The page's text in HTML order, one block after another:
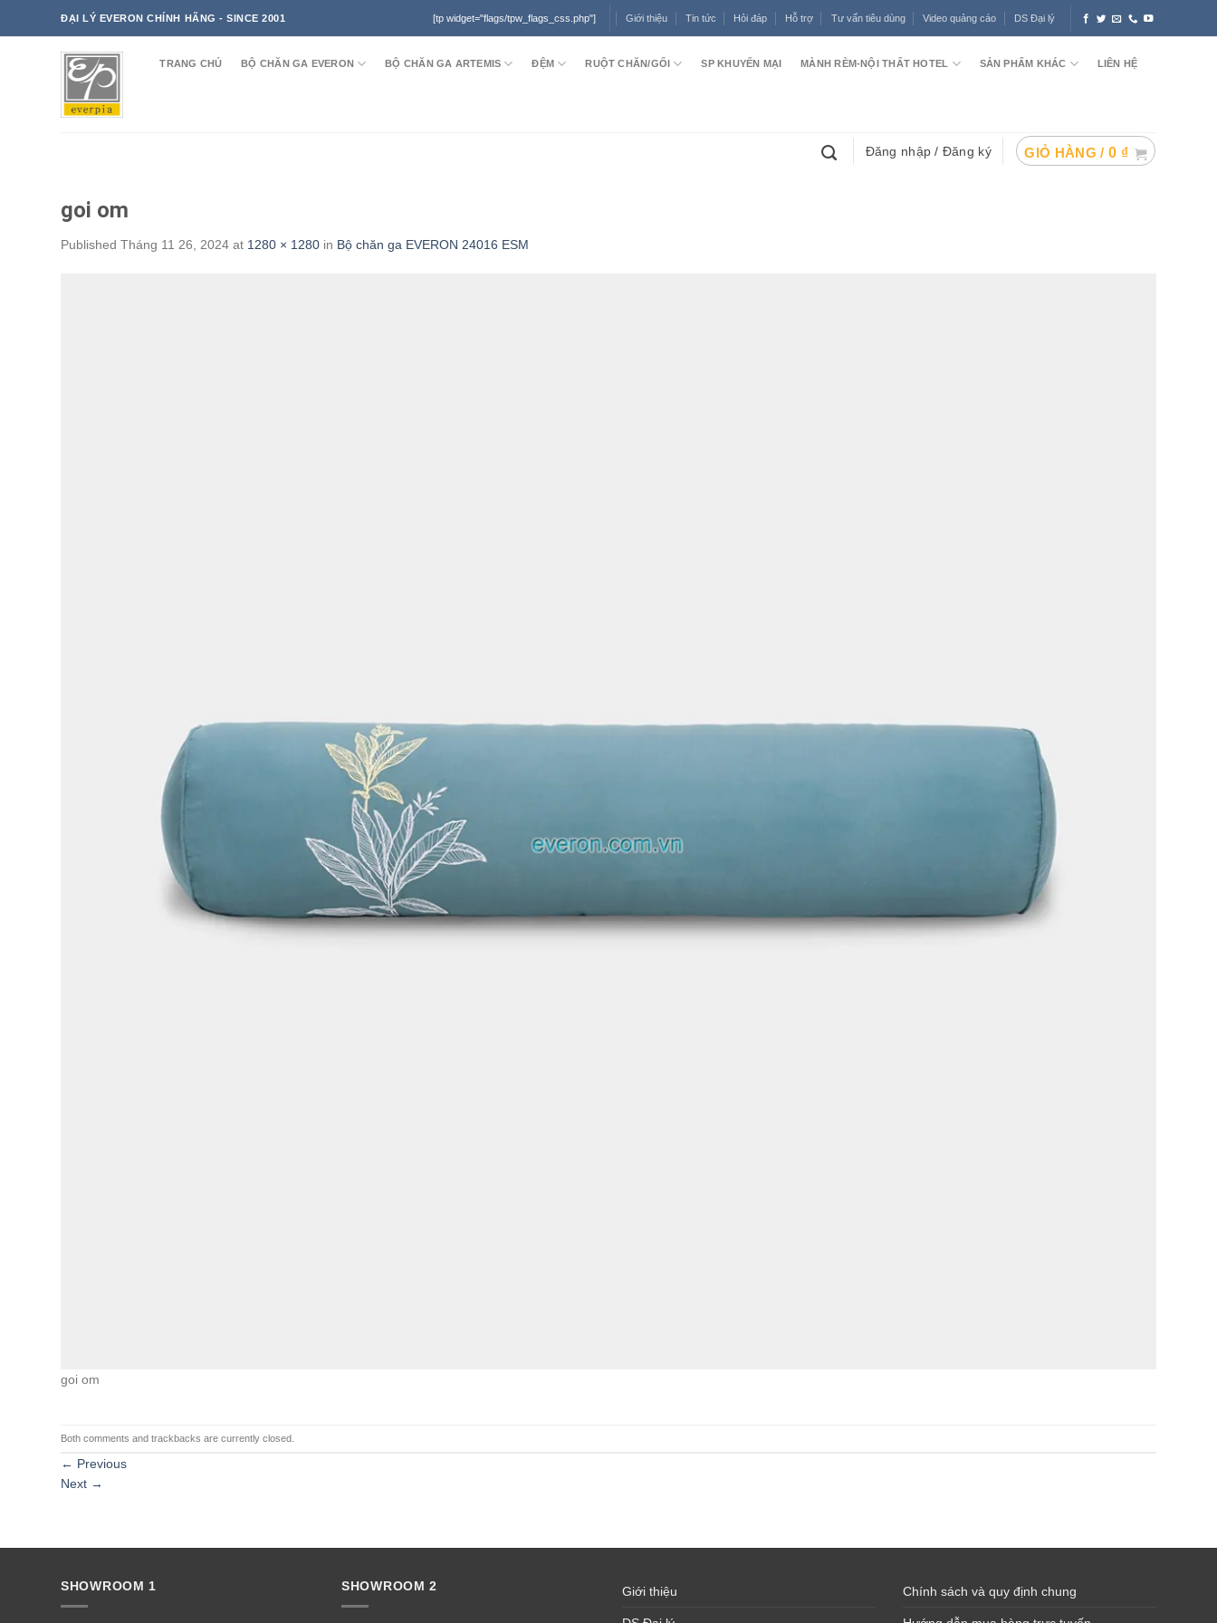
ĐẠI LÝ EVERON CHÍNH HÃNG - SINCE 2001 [tp widget="flags/tpw_flags_css.php"] Giới thiệu Tin tức Hỏi đáp Hỗ trợ Tư vấn tiêu dùng Video quảng cáo DS Đại lý
TRANG CHỦ BỘ CHĂN GA EVERON BỘ CHĂN GA ARTEMIS ĐỆM RUỘT CHĂN/GỐI SP KHUYẾN MẠI MÀNH RÈM-NỘI THẤT HOTEL SẢN PHẨM KHÁC LIÊN HỆ
Đăng nhập / Đăng ký GIỎ HÀNG / 0 ₫
goi om
Published Tháng 11 26, 2024 at 1280 × 1280 in Bộ chăn ga EVERON 24016 ESM
goi om
Both comments and trackbacks are currently closed.
← Previous
Next →
SHOWROOM 1 SHOWROOM 2 Giới thiệu Chính sách và quy định chung